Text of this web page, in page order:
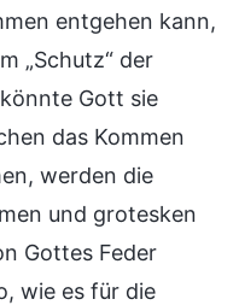
entgehen kann,
„Schutz“ der
Gott sie
das Kommen
werden die
und grotesken
Gottes Feder
wie es für die